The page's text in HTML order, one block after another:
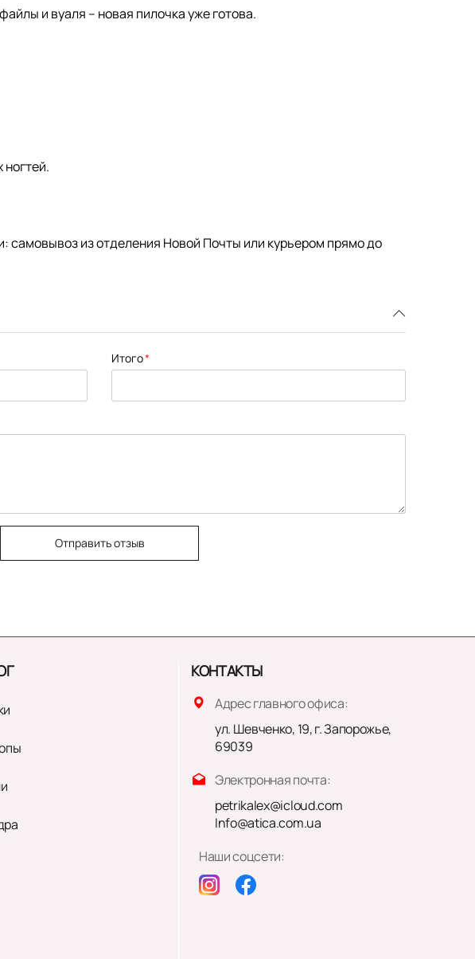
и вуаля – новая пилочка уже готова.
самовывоз из отделения Новой Почты или курьером прямо до
Итого
Отправить отзыв
КОНТАКТЫ
Адрес главного офиса:
ул. Шевченко, 19, г. Запорожье,
69039
Электронная почта:
petrikalex@icloud.com
Info@atica.com.ua
Наши соцсети: